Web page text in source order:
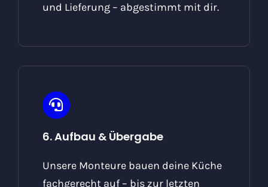
und Lieferung – abgestimmt mit dir.
6. Aufbau & Übergabe
Unsere Monteure bauen deine Küche
fachgerecht auf – bis zur letzten